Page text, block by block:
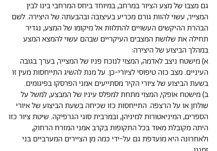
גם מצבו של מצע הציור במרחב, במיוחד ביחס המרחבי בינו לבין
המצייר, עשוי להוות גורם מכריע בעיצובה ובהבעתה של היצירה. לשם
הבהרת ההיקשים העשויים להתלוות אל מיקומו של המצע, נגדיר
תחילה את שלושת המצבים העיקריים שבהם עשוי להמצא המצע
במהלך הביצוע של היצירה:
א) מישטח ניצב לאדמה, המצוי לנוכח פניו של המצייר, בערך בגובה
העיניים. מצב כזה טיפוסי לציורי-כן. על מנת להשיג התייחסות מעין זו
בשעת הביצוע של ציורי הקיר מסתייעים אמני הפרסקו בפיגומים.
ב) מישטח אופקי, המצוי מתחת למפלס עיניו של המבצע, למשל על
שולחן או על הרצפה. התייחסות כזו שכיחה בשעת הביצוע של איורי
הספרים, המיניאטורות למיניהן, ובמרבית סוגי הגרפיקה. שיטת ציור כזו
היתה מקובלת מאוד בכל התקופות בקרב אמני המזרח הרחוק,
ולאחרונה היא מועדפת גם על-ידי כמה מן הציירים המערביים בני